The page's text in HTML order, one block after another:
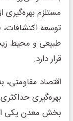
مستلزم بهره‌گیری
توسعه
طبیعی و محیط
قرار دارد.
اقتصاد
بهره‌گیری
بخش معدن یکی